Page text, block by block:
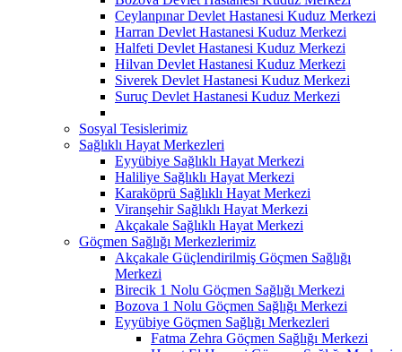
Ceylanpınar Devlet Hastanesi Kuduz Merkezi
Harran Devlet Hastanesi Kuduz Merkezi
Halfeti Devlet Hastanesi Kuduz Merkezi
Hilvan Devlet Hastanesi Kuduz Merkezi
Siverek Devlet Hastanesi Kuduz Merkezi
Suruç Devlet Hastanesi Kuduz Merkezi
Sosyal Tesislerimiz
Sağlıklı Hayat Merkezleri
Eyyübiye Sağlıklı Hayat Merkezi
Haliliye Sağlıklı Hayat Merkezi
Karaköprü Sağlıklı Hayat Merkezi
Viranşehir Sağlıklı Hayat Merkezi
Akçakale Sağlıklı Hayat Merkezi
Göçmen Sağlığı Merkezlerimiz
Akçakale Güçlendirilmiş Göçmen Sağlığı
Merkezi
Birecik 1 Nolu Göçmen Sağlığı Merkezi
Bozova 1 Nolu Göçmen Sağlığı Merkezi
Eyyübiye Göçmen Sağlığı Merkezleri
Fatma Zehra Göçmen Sağlığı Merkezi